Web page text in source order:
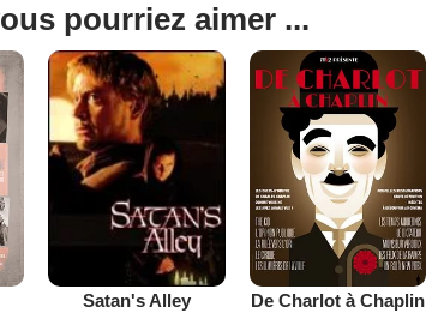
pourriez aimer ...
Satan's Alley De Charlot à Chaplin